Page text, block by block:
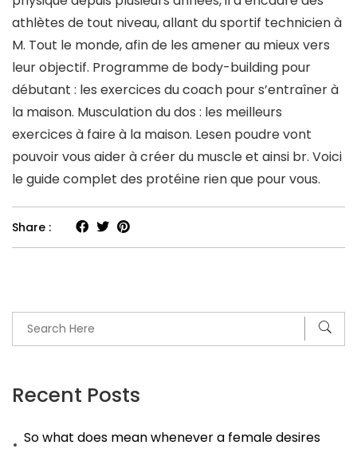
Recent Posts
So what does mean whenever a female desires
athlètes de tout niveau, allant du sportif technicien à
M. Tout le monde, afin de les amener au mieux vers
leur objectif. Programme de body-building pour
débutant : les exercices du coach pour s’entraîner à
la maison. Musculation du dos : les meilleurs
exercices à faire à la maison. Lesen poudre vont
pouvoir vous aider à créer du muscle et ainsi br. Voici
le guide complet des protéine rien que pour vous.
Share :